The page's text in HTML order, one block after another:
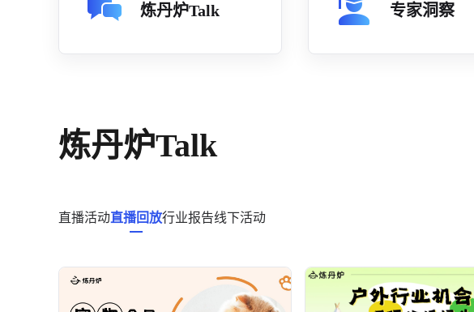
炼丹炉Talk 专家洞察
炼丹炉Talk
直播活动直播回放行业报告线下活动